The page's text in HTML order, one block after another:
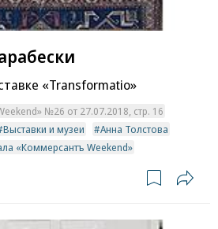
«Transformatio»
№26 от 27.07.2018, стр. 16
Выставки и музеи
Анна Толстова
«Коммерсантъ Weekend»